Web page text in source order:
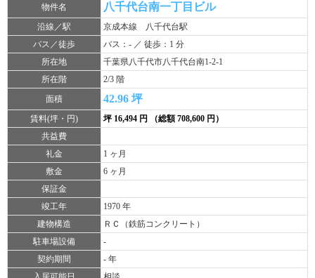
物件名 八千代台南一丁目ビル
沿線／駅
京成本線 八千代台駅
バス／徒歩
バス：- ／ 徒歩：1 分
所在地
千葉県八千代市八千代台南1-2-1
所在階
2/3 階
面積
42.96 坪
賃料(坪・円)
坪 16,494 円 （総額 708,600 円）
共益費
礼金
1 ヶ月
敷金
6 ヶ月
保証金
竣工年
1970 年
建物構造
ＲＣ（鉄筋コンクリート）
駐車場設備
-
契約期間
- 年